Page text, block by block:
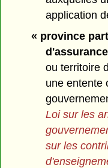
application
« province
ou territoire
une entente
Loi sur les
sur les